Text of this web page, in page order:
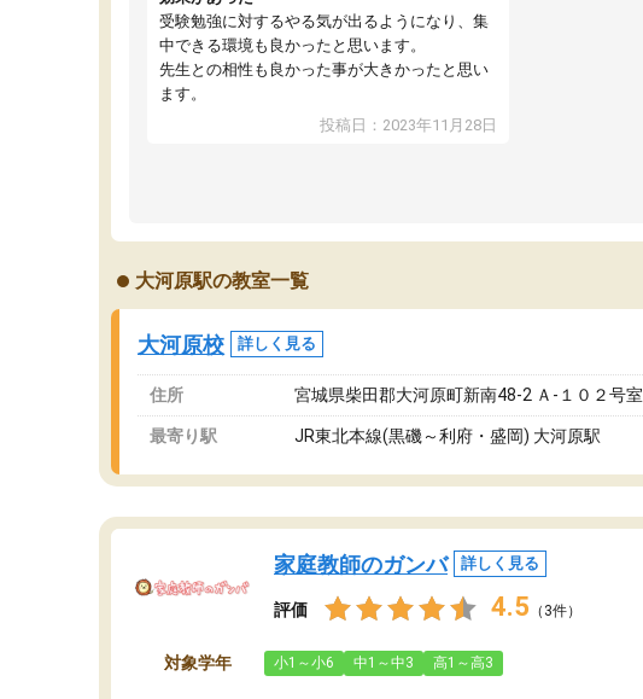
受験勉強に対するやる気が出るようになり、集
中できる環境も良かったと思います。
先生との相性も良かった事が大きかったと思い
ます。
投稿日：2023年11月28日
大河原駅の教室一覧
大河原校 詳しく見る
住所 宮城県柴田郡大河原町新南48-2 Ａ-１０２号室
最寄り駅 JR東北本線(黒磯～利府・盛岡) 大河原駅
家庭教師のガンバ 詳しく見る
評価 4.5 （3件）
対象学年 小1～小6 中1～中3 高1～高3